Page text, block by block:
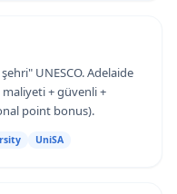
UNESCO. Adelaide
+ güvenli +
point bonus).
UniSA